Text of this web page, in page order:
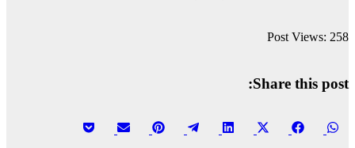
Post Views: 258
Share this post:
Share
Share
Share
Share
Share
Share
Share